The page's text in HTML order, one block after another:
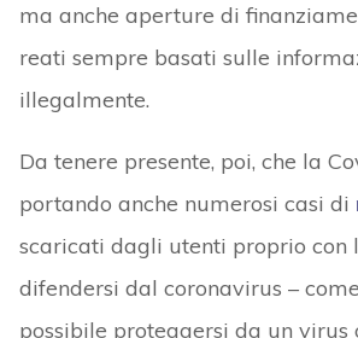
ma anche aperture di
reati sempre basati sulle
illegalmente.
Da tenere presente, poi, che la
portando anche numerosi casi di
scaricati dagli utenti proprio con
difendersi dal coronavirus –
possibile proteggersi da un virus